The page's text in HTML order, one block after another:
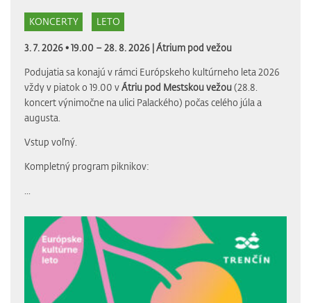
KONCERTY LETO
3. 7. 2026 • 19.00 – 28. 8. 2026 |Átrium pod vežou
Podujatia sa konajú v rámci Európskeho kultúrneho leta 2026
vždy v piatok o 19.00 vÁtriu pod Mestskou vežou(28.8.
koncert výnimočne na ulici Palackého) počas celého júla a
augusta.
Vstup voľný.
Kompletný program piknikov: